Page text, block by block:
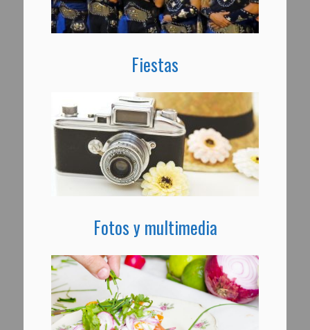
Fiestas
Fotos y multimedia